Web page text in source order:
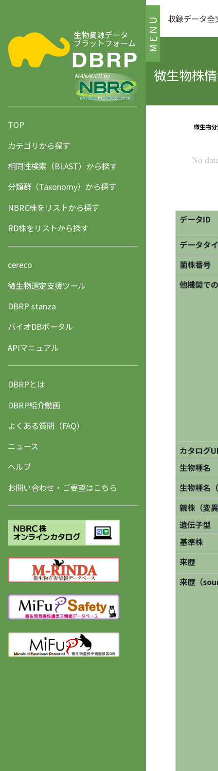
MENU
生物資源データ
プラットフォーム
MANAGED by
TOP
カテゴリから探す
相同性検索（BLAST）から探す
分類群（Taxonomy）から探す
NBRC株をリストから探す
RD株をリストから探す
cereco
微生物選定支援ツール
DBRP stanza
バイオDBポータル
APIマニュアル
DBRPとは
DBRP紹介動画
よくある質問（FAQ）
ニュース
ヘルプ
お問い合わせ・ご要望はこちら
収録データ全
微生物株
データID
データタ
菌株番号
他機関で
カタログ
生物種名
生物種名
親株（変
遺伝子型
基準株
来歴
来歴（